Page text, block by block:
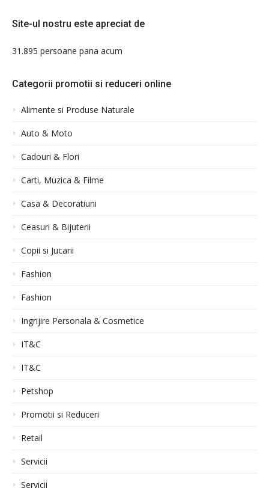
Site-ul nostru este apreciat de
31.895 persoane pana acum
Categorii promotii si reduceri online
Alimente si Produse Naturale
Auto & Moto
Cadouri & Flori
Carti, Muzica & Filme
Casa & Decoratiuni
Ceasuri & Bijuterii
Copii si Jucarii
Fashion
Fashion
Ingrijire Personala & Cosmetice
IT&C
IT&C
Petshop
Promotii si Reduceri
Retail
Servicii
Servicii